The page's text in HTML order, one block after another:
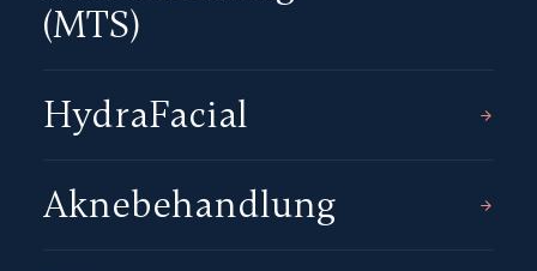
(MTS)
HydraFacial
Aknebehandlung